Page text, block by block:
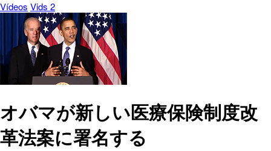
Vídeos Vids 2
オバマが新しい医療保険制度改
革法案に署名する